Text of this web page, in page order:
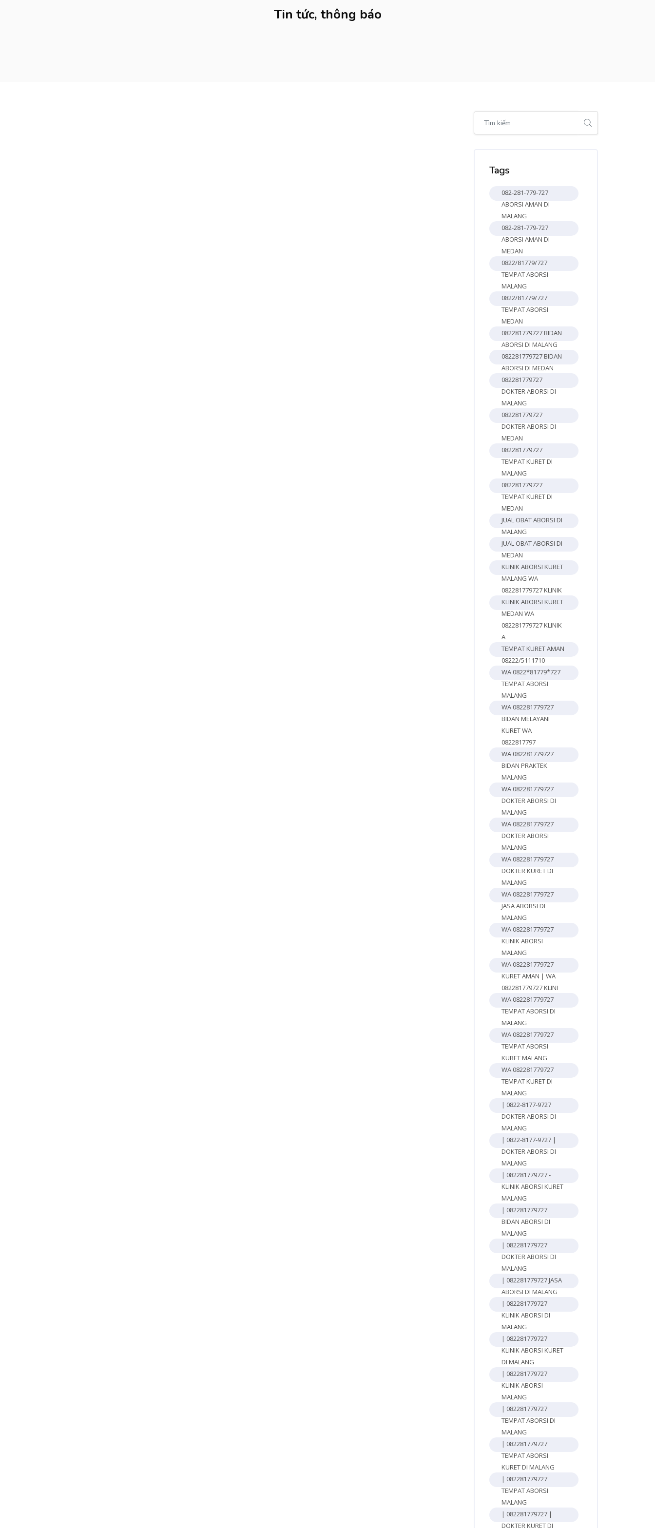
Tin tức, thông báo
Bỏ qua [Cocoon] Global search (sidebar)
Tags
082-281-779-727
ABORSI AMAN DI
MALANG
082-281-779-727
ABORSI AMAN DI
MEDAN
0822/81779/727
TEMPAT ABORSI
MALANG
0822/81779/727
TEMPAT ABORSI
MEDAN
082281779727 BIDAN
ABORSI DI MALANG
082281779727 BIDAN
ABORSI DI MEDAN
082281779727
DOKTER ABORSI DI
MALANG
082281779727
DOKTER ABORSI DI
MEDAN
082281779727
TEMPAT KURET DI
MALANG
082281779727
TEMPAT KURET DI
MEDAN
JUAL OBAT ABORSI DI
MALANG
JUAL OBAT ABORSI DI
MEDAN
KLINIK ABORSI KURET
MALANG WA
082281779727 KLINIK
KLINIK ABORSI KURET
MEDAN WA
082281779727 KLINIK
A
TEMPAT KURET AMAN
08222/5111710
WA 0822*81779*727
TEMPAT ABORSI
MALANG
WA 082281779727
BIDAN MELAYANI
KURET WA
0822817797
WA 082281779727
BIDAN PRAKTEK
MALANG
WA 082281779727
DOKTER ABORSI DI
MALANG
WA 082281779727
DOKTER ABORSI
MALANG
WA 082281779727
DOKTER KURET DI
MALANG
WA 082281779727
JASA ABORSI DI
MALANG
WA 082281779727
KLINIK ABORSI
MALANG
WA 082281779727
KURET AMAN | WA
082281779727 KLINI
WA 082281779727
TEMPAT ABORSI DI
MALANG
WA 082281779727
TEMPAT ABORSI
KURET MALANG
WA 082281779727
TEMPAT KURET DI
MALANG
| 0822-8177-9727
DOKTER ABORSI DI
MALANG
| 0822-8177-9727 |
DOKTER ABORSI DI
MALANG
| 082281779727 -
KLINIK ABORSI KURET
MALANG
| 082281779727
BIDAN ABORSI DI
MALANG
| 082281779727
DOKTER ABORSI DI
MALANG
| 082281779727 JASA
ABORSI DI MALANG
| 082281779727
KLINIK ABORSI DI
MALANG
| 082281779727
KLINIK ABORSI KURET
DI MALANG
| 082281779727
KLINIK ABORSI
MALANG
| 082281779727
TEMPAT ABORSI DI
MALANG
| 082281779727
TEMPAT ABORSI
KURET DI MALANG
| 082281779727
TEMPAT ABORSI
MALANG
| 082281779727 |
DOKTER KURET DI